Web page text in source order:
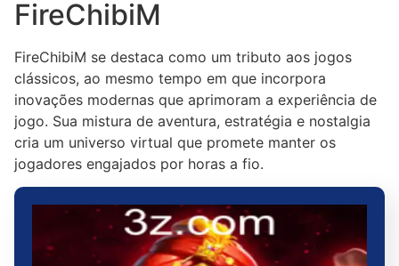
FireChibiM
FireChibiM se destaca como um tributo aos jogos
clássicos, ao mesmo tempo em que incorpora
inovações modernas que aprimoram a experiência de
jogo. Sua mistura de aventura, estratégia e nostalgia
cria um universo virtual que promete manter os
jogadores engajados por horas a fio.